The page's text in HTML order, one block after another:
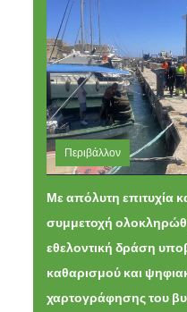
Περιβάλλον
Τρίτη 09 Ιουνίου 2026
Με απόλυτη επιτυχία
συμμετοχή
εθελοντική δράση
καθαρισμού και
χαρτογράφησης του